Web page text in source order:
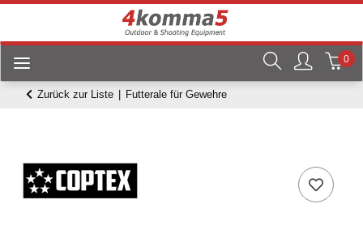
0
Zurück zur Liste Futterale für Gewehre